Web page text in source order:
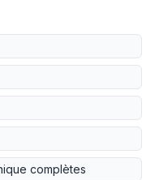
complètes